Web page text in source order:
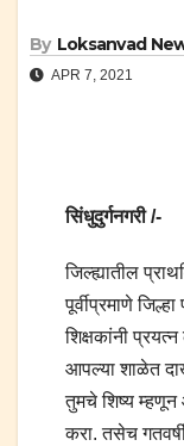
By Loksanvad
APR 7, 2021
सिंधुदुर्गनगरी /-
जिल्ह्यातील
पूर्वीप्रमाणे
शिक्षकांनी
आपल्या शाळेत
तुमचे शिष्य
करा. तसेच